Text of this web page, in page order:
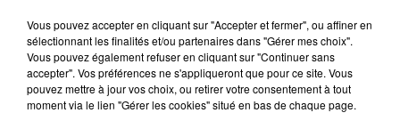
FIL D'ACTUS
Vous pouvez accepter en cliquant sur "Accepter et fermer", ou affiner en
sélectionnant les finalités et/ou partenaires dans "Gérer mes choix".
Vous pouvez également refuser en cliquant sur "Continuer sans
accepter". Vos préférences ne s'appliqueront que pour ce site. Vous
pouvez mettre à jour vos choix, ou retirer votre consentement à tout
moment via le lien "Gérer les cookies" situé en bas de chaque page.